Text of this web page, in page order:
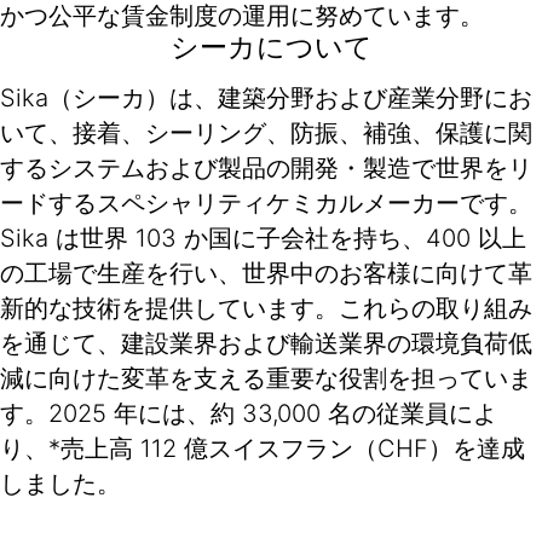
かつ公平な賃金制度の運用に努めています。
シーカについて
Sika（シーカ）は、建築分野および産業分野にお
いて、接着、シーリング、防振、補強、保護に関
するシステムおよび製品の開発・製造で世界をリ
ードするスペシャリティケミカルメーカーです。
Sika は世界 103 か国に子会社を持ち、400 以上
の工場で生産を行い、世界中のお客様に向けて革
新的な技術を提供しています。これらの取り組み
を通じて、建設業界および輸送業界の環境負荷低
減に向けた変革を支える重要な役割を担っていま
す。2025 年には、約 33,000 名の従業員によ
り、*売上高 112 億スイスフラン（CHF）を達成
しました。